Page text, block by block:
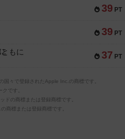
39 PT
39 PT
37 PT
もに
々で登録されたApple Inc.の商標です。
です。
ドの商標または登録商標です。
商標または登録商標です。